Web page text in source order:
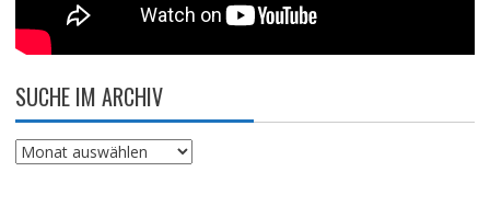
SUCHE IM ARCHIV
Suche